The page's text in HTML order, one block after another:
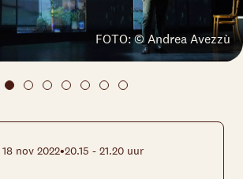
FOTO: © Andrea Avezzù
nov 2022•20.15 - 21.20 uur